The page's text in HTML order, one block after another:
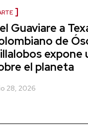
Guaviare a
de
expone
el planeta
28, 2026